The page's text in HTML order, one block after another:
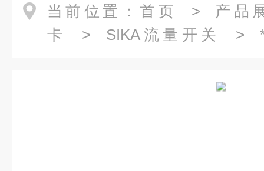
当前位置： 首页 > 产品
卡
> SIKA流量开关
> *